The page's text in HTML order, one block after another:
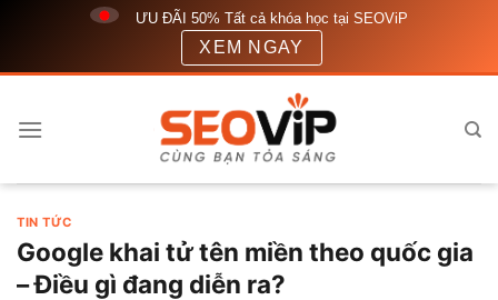
nội
ƯU ĐÃI 50% Tất cả khóa học tại SEOViP
XEM NGAY
TIN TỨC
Google khai tử tên miền theo quốc gia
– Điều gì đang diễn ra?